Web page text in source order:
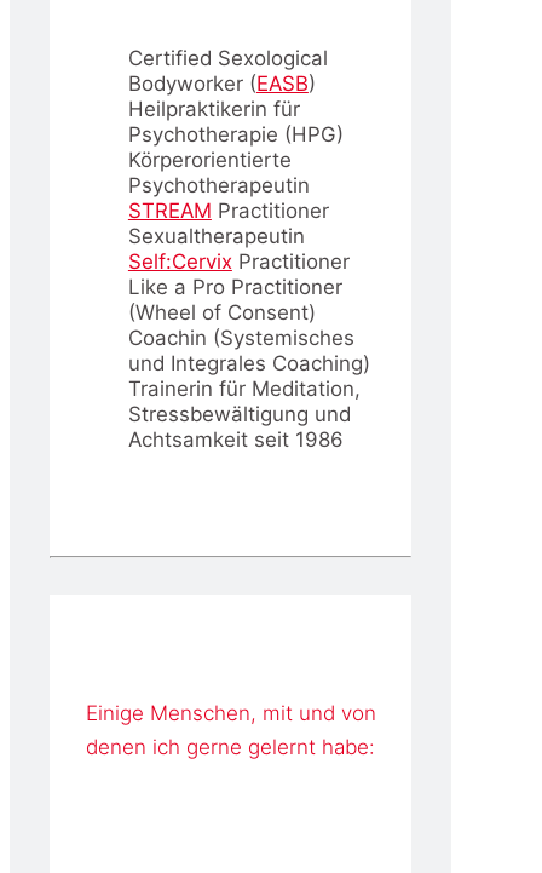
Certified Sexological
Bodyworker (EASB)
Heilpraktikerin für
Psychotherapie (HPG)
Körperorientierte
Psychotherapeutin
STREAM Practitioner
Sexualtherapeutin
Self:Cervix Practitioner
Like a Pro Practitioner
(Wheel of Consent)
Coachin (Systemisches
und Integrales Coaching)
Trainerin für Meditation,
Stressbewältigung und
Achtsamkeit seit 1986
Einige Menschen, mit und von
denen ich gerne gelernt habe: